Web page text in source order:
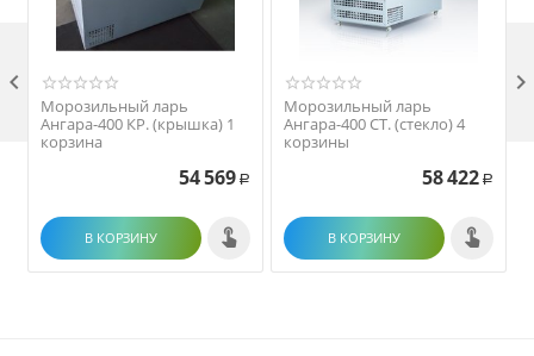
Морозильный ларь
Ангара-400 КР. (крышка) 1
корзина
54 569 Р
В КОРЗИНУ
Морозильный ларь
Ангара-400 СТ. (стекло) 4
корзины
58 422 Р
В КОРЗИНУ
 